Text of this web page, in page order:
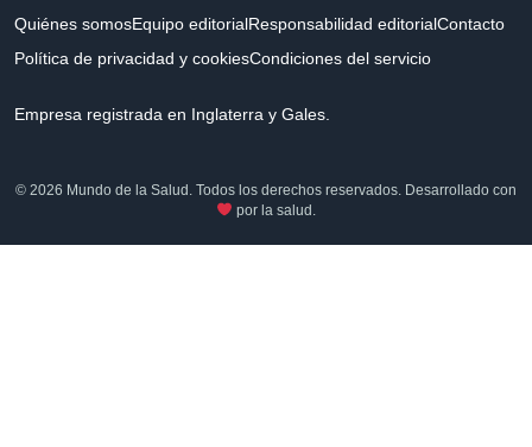
Quiénes somosEquipo editorialResponsabilidad editorialContacto
Política de privacidad y cookiesCondiciones del servicio
Empresa registrada en Inglaterra y Gales.
© 2026 Mundo de la Salud. Todos los derechos reservados. Desarrollado con
por la salud.